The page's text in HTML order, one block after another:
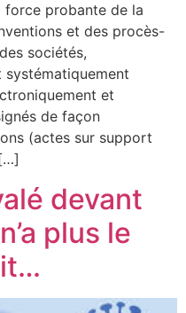
force probante de la
et des procès-
sociétés,
systématiquement
et
de façon
(actes sur support
devant
plus le